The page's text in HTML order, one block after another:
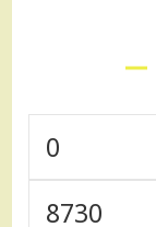
Prezzo
Min
Prezzo